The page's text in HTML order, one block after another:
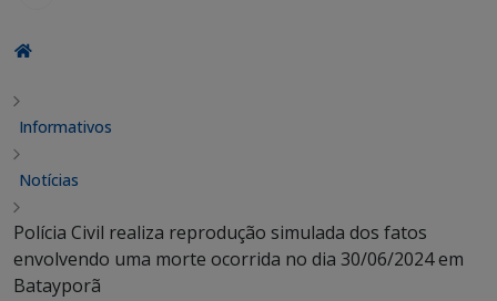
Informativos
Notícias
Polícia Civil realiza reprodução simulada dos fatos
envolvendo uma morte ocorrida no dia 30/06/2024 em
Batayporã